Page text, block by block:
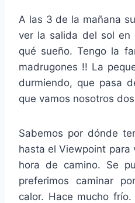
A las 3 de la mañana
ver la salida del sol en
qué sueño. Tengo la
madrugones !! La
durmiendo, que pasa
que vamos nosotros
Sabemos por dónde
hasta el Viewpoint para
hora de camino. Se
preferimos caminar
calor. Hace mucho